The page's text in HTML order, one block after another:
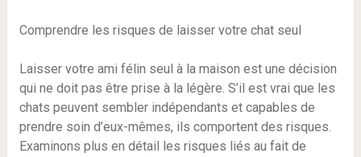
Comprendre les risques de laisser votre chat seul
Laisser votre ami félin seul à la maison est une décision
qui ne doit pas être prise à la légère. S’il est vrai que les
chats peuvent sembler indépendants et capables de
prendre soin d’eux-mêmes, ils comportent des risques.
Examinons plus en détail les risques liés au fait de